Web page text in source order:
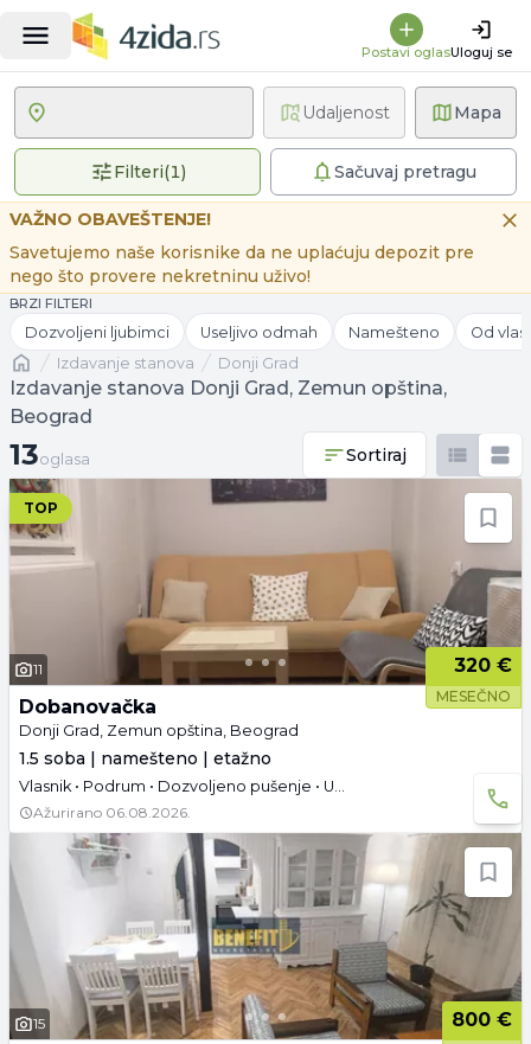
Postavi oglasUloguj se
Mapa
Filteri(1)1 primenjen filterSačuvaj pretragu
Udaljenost
VAŽNO OBAVEŠTENJE!
Savetujemo naše korisnike da ne uplaćuju depozit pre
nego što provere nekretninu uživo!
BRZI FILTERI
Dozvoljeni ljubimci Useljivo odmah Namešteno Od
Naslovnaizdavanje stanova Donji Grad
Izdavanje stanova Donji Grad, Zemun opština,
Beograd
13 oglasa
13oglasa Sortiraj
TOP
11 320 €
MESEČNO
Dobanovačka
Donji Grad, Zemun opština, Beograd
1.5 soba | namešteno | etažno
Vlasnik • Podrum • Dozvoljeno pušenje • Useljivo • Dozvoljeni kućni ljubimci
Ažurirano 06.08.2026.
15
800 €